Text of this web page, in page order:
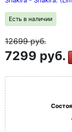
Есть в наличии
12699руб.
7299 руб.